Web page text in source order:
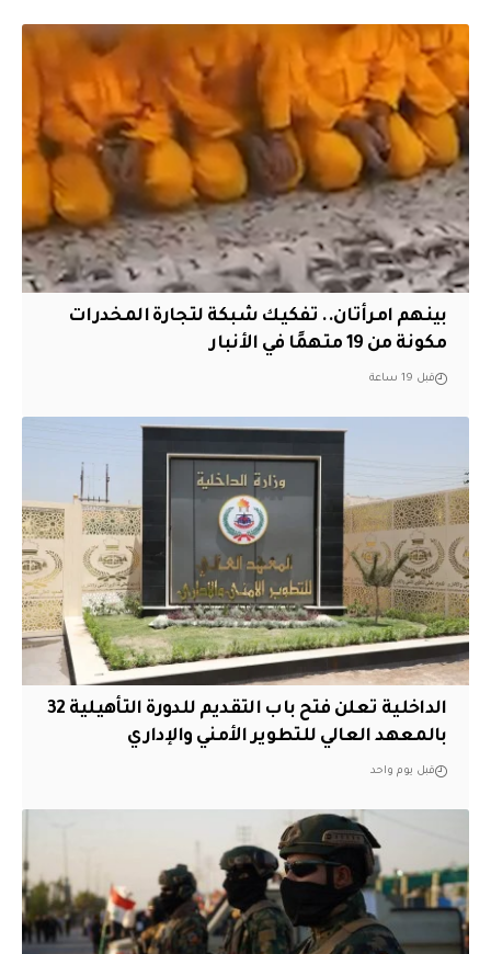
بينهم امرأتان.. تفكيك شبكة لتجارة المخدرات
مكونة من 19 متهمًا في الأنبار
قبل 19 ساعة
الداخلية تعلن فتح باب التقديم للدورة التأهيلية 32
بالمعهد العالي للتطوير الأمني والإداري
قبل يوم واحد